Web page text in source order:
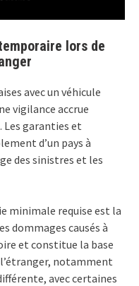
lors de
avec un véhicule
vigilance accrue
. Les garanties et
d’un pays à
des sinistres et les
minimale requise est la
dommages causés à
et constitue la base
notamment
avec certaines